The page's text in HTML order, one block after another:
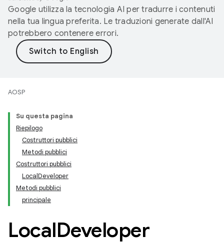
Google utilizza la tecnologia AI per tradurre i contenuti
nella tua lingua preferita. Le traduzioni generate dall'AI
potrebbero contenere errori.
AOSP
Su questa pagina
Riepilogo
Costruttori pubblici
Metodi pubblici
Costruttori pubblici
LocalDeveloper
Metodi pubblici
principale
LocalDeveloper